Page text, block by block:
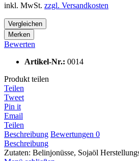
inkl. MwSt. zzgl. Versandkosten
Vergleichen
Merken
Bewerten
Artikel-Nr.: 0014
Produkt teilen
Teilen
Tweet
Pin it
Email
Teilen
Beschreibung Bewertungen 0
Beschreibung
Zutaten: Belinjonüsse, Sojaöl